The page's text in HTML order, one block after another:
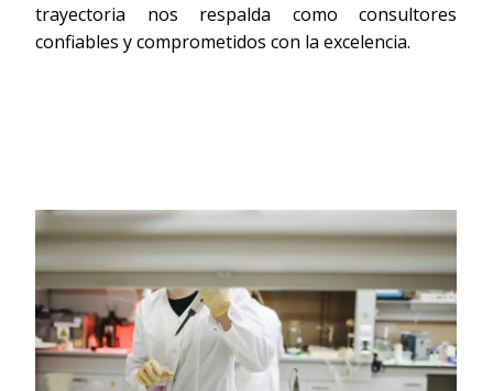
trayectoria nos respalda como consultores
confiables y comprometidos con la excelencia.